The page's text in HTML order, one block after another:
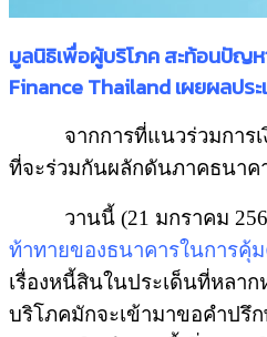
มูลนิธิเพื่อผู้บริโภค สะท้อนปัญห
Finance Thailand เผยผลประ
จากการที่แนวร่วมการเงิน
ที่จะร่วมกันผลักดันภาคธนาค
วานนี้ (21 มกราคม
ท้าทายของธนาคารในการคุ้ม
เรื่องหนี้สินในประเด็นที่หลา
บริโภคมักจะเข้ามาขอคำปรึ